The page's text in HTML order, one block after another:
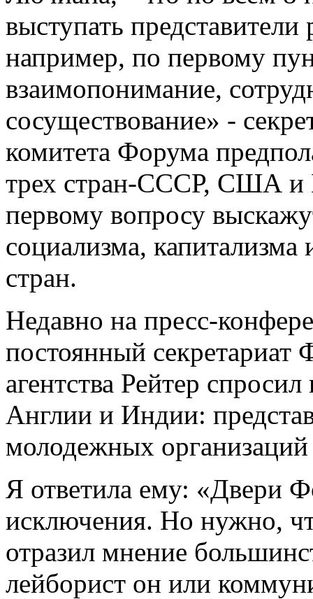
выступать
например, по первому
взаимопонимание,
сосуществование» -
комитета Форума
трех стран-СССР, США и
первому вопросу
социализма,
стран.
Недавно на пресс-
постоянный секретариат
агентства Рейтер
Англии и Индии:
молодежных
Я ответила ему: «Двери
исключения. Но нужно,
отразил мнение
лейборист он или